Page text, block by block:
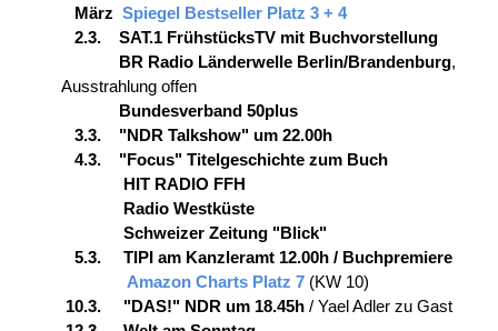
März Spiegel Bestseller Platz 3 + 4
2.3. SAT.1 FrühstücksTV mit Buchvorstellung
BR Radio Länderwelle Berlin/Brandenburg,
Ausstrahlung offen
Bundesverband 50plus
3.3. "NDR Talkshow" um 22.00h
4.3. "Focus" Titelgeschichte zum Buch
HIT RADIO FFH
Radio Westküste
Schweizer Zeitung "Blick"
5.3. TIPI am Kanzleramt 12.00h / Buchpremiere
Amazon Charts Platz 7 (KW 10)
10.3. "DAS!" NDR um 18.45h / Yael Adler zu Gast